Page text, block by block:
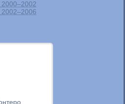
2000–2002
2002–2006